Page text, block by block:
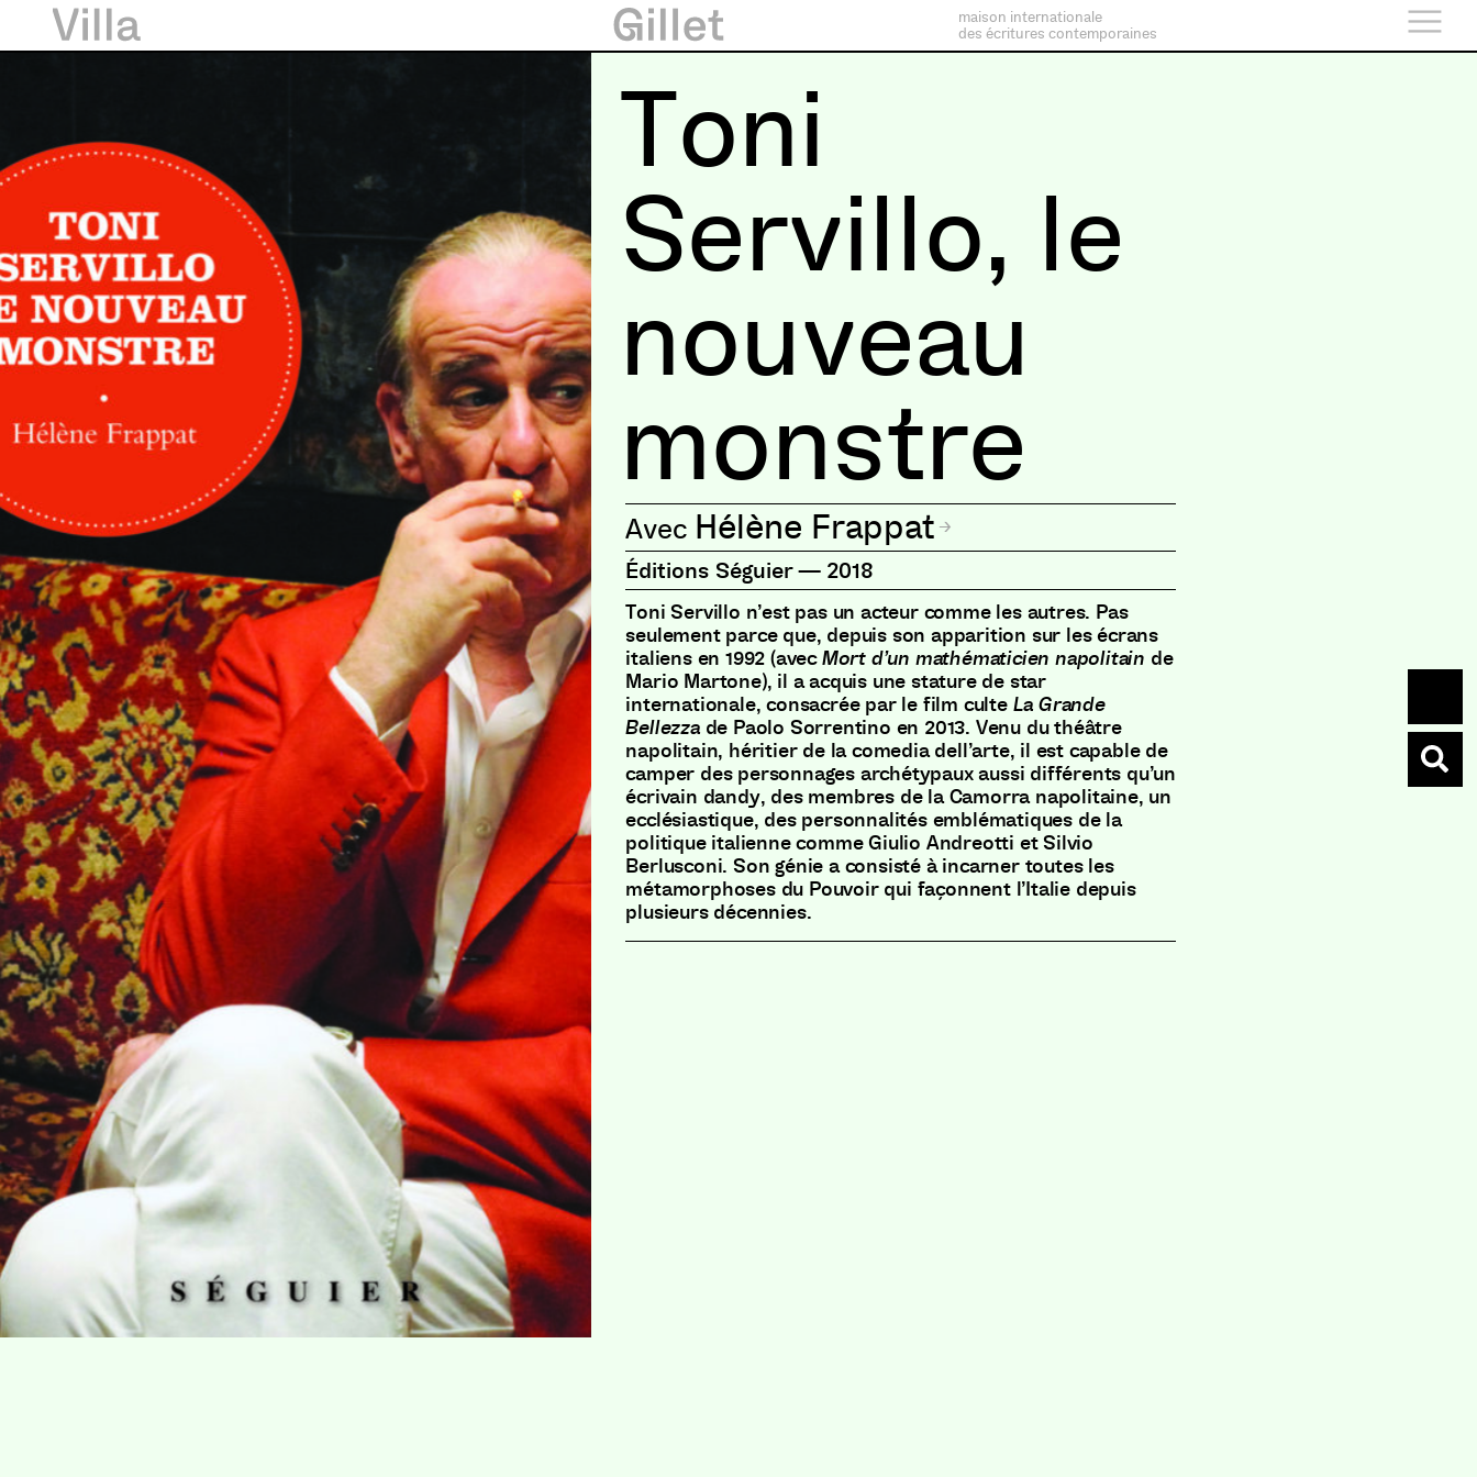
maison internationale
des écritures contemporaines
Toni
Servillo, le
nouveau
monstre
Hélène Frappat
Éditions Séguier— 2018
Toni Servillo n’est pas un acteur comme les autres. Pas
seulement parce que, depuis son apparition sur les écrans
italiens en 1992 (avecMort d’un mathématicien napolitain de
Mario Martone), il a acquis une stature de star
internationale, consacrée par le film culte La Grande
Bellezzade Paolo Sorrentino en 2013. Venu du théâtre
napolitain, héritier de la comedia dell’arte, il est capable de
camper des personnages archétypaux aussi différents qu’un
écrivain dandy, des membres de la Camorra napolitaine, un
ecclésiastique, des personnalités emblématiques de la
politique italienne comme Giulio Andreotti et Silvio
Berlusconi. Son génie a consisté à incarner toutes les
métamorphoses du Pouvoir qui façonnent l’Italie depuis
plusieurs décennies.